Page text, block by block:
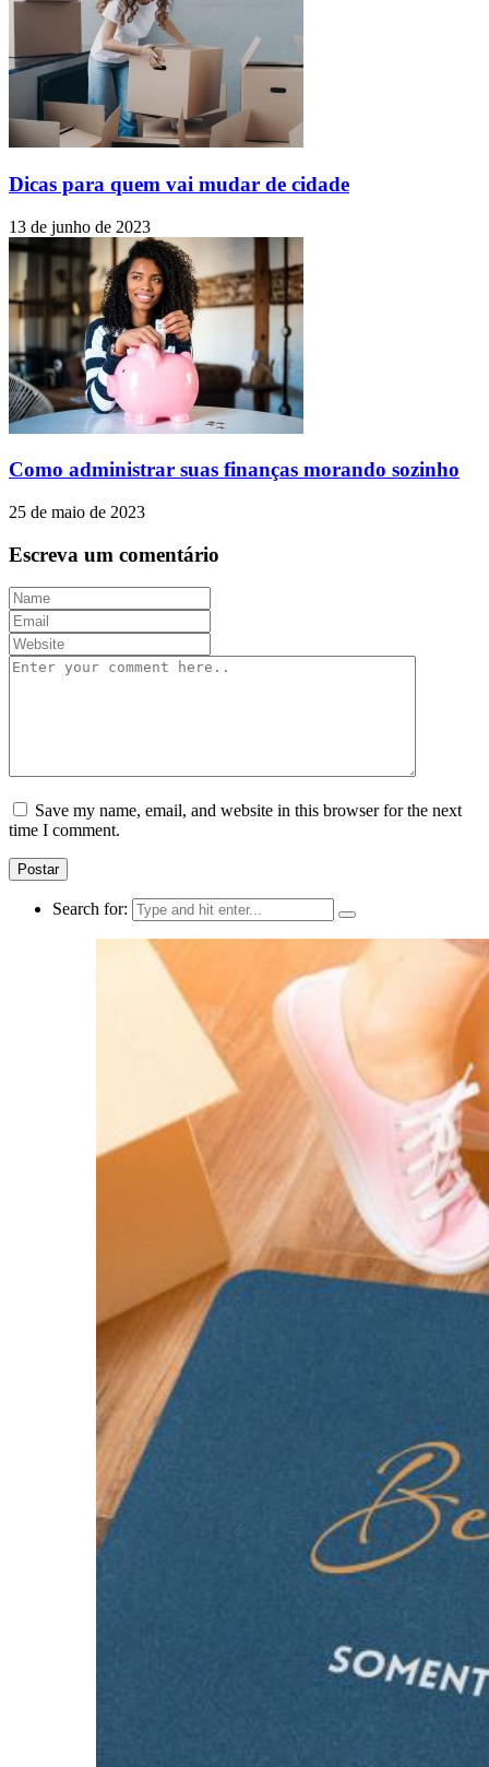
Dicas para quem vai mudar de cidade
13 de junho de 2023
Como administrar suas finanças morando sozinho
25 de maio de 2023
Escreva um comentário
Save my name, email, and website in this browser for the next
time I comment.
Search for: